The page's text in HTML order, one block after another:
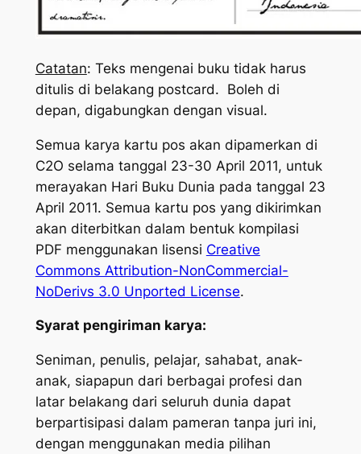
Catatan: Teks mengenai buku tidak harus
ditulis di belakang postcard. Boleh di
depan, digabungkan dengan visual.
Semua karya kartu pos akan dipamerkan di
C2O selama tanggal 23-30 April 2011, untuk
merayakan Hari Buku Dunia pada tanggal 23
April 2011. Semua kartu pos yang dikirimkan
akan diterbitkan dalam bentuk kompilasi
PDF menggunakan lisensi Creative
Commons Attribution-NonCommercial-
NoDerivs 3.0 Unported License.
Syarat pengiriman karya:
Seniman, penulis, pelajar, sahabat, anak-
anak, siapapun dari berbagai profesi dan
latar belakang dari seluruh dunia dapat
berpartisipasi dalam pameran tanpa juri ini,
dengan menggunakan media pilihan